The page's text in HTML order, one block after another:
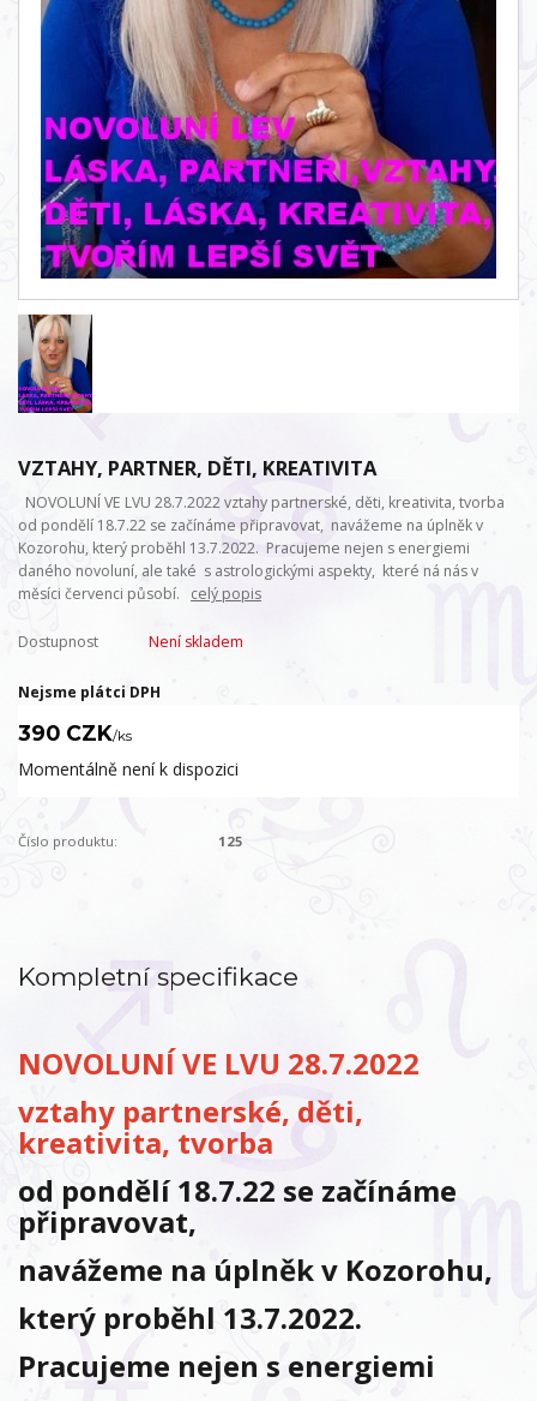
VZTAHY, PARTNER, DĚTI, KREATIVITA
NOVOLUNÍ VE LVU 28.7.2022 vztahy partnerské, děti, kreativita, tvorba
od pondělí 18.7.22 se začínáme připravovat, navážeme na úplněk v
Kozorohu, který proběhl 13.7.2022. Pracujeme nejen s energiemi
daného novoluní, ale také s astrologickými aspekty, které ná nás v
měsíci červenci působí. celý popis
Dostupnost Není skladem
Nejsme plátci DPH
390 CZK/ks
Momentálně není k dispozici
Číslo produktu: 125
Kompletní specifikace
NOVOLUNÍ VE LVU 28.7.2022
vztahy partnerské, děti,
kreativita, tvorba
od pondělí 18.7.22 se začínáme
připravovat,
navážeme na úplněk v Kozorohu,
který proběhl 13.7.2022.
Pracujeme nejen s energiemi